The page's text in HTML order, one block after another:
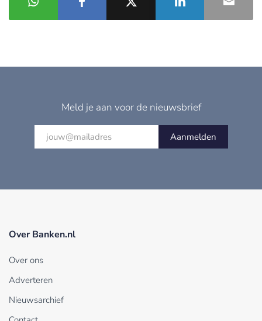
Meld je aan voor de nieuwsbrief
Aanmelden
Over Banken.nl
Over ons
Adverteren
Nieuwsarchief